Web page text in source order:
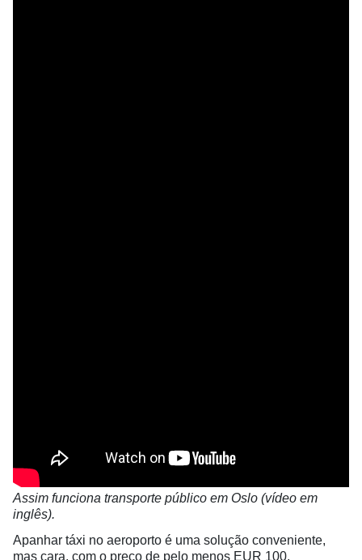
Assim funciona transporte público em Oslo (vídeo em
inglês).
Apanhar táxi no aeroporto é uma solução conveniente,
mas cara, com o preço de pelo menos EUR 100.